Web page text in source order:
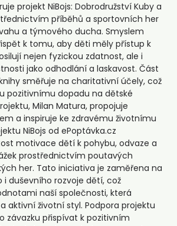
projekt NiBojs: Dobrodružství Kuby a
příběhů a sportovních her
a týmového ducha. Smyslem
k tomu, aby děti měly přístup k
nejen fyzickou zdatnost, ale i
jako odhodlání a laskavost. Část
směřuje na charitativní účely, což
pozitivnímu dopadu na dětské
Milan Matura, propojuje
a inspiruje ke zdravému životnímu
NiBojs od ePoptávka.cz
motivace dětí k pohybu, odvaze a
prostřednictvím poutavých
her. Tato iniciativa je zaměřena na
i duševního rozvoje dětí, což
naší společnosti, která
aktivní životní styl. Podpora projektu
závazku přispívat k pozitivním